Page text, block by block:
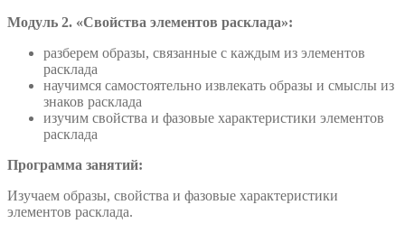
Модуль 2. «Свойства элементов расклада»:
разберем образы, связанные с каждым из элементов
расклада
научимся самостоятельно извлекать образы и смыслы из
знаков расклада
изучим свойства и фазовые характеристики элементов
расклада
Программа занятий:
Изучаем образы, свойства и фазовые характеристики
элементов расклада.